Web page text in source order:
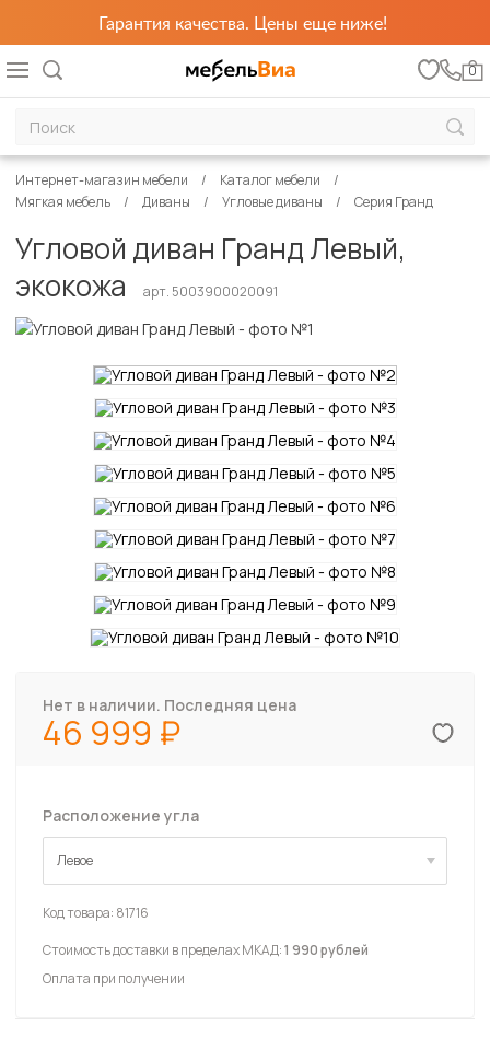
Гарантия качества. Цены еще ниже!
0
Интернет-магазин мебели
Каталог мебели
Мягкая мебель
Диваны Угловые диваны Серия Гранд
Угловой диван Гранд Левый,
экокожа
арт. 5003900020091
Нет в наличии. Последняя цена
46 999
Расположение угла
Левое
Левое
Код товара: 81716
Стоимость доставки в пределах МКАД:1 990 рублей
Оплата при получении